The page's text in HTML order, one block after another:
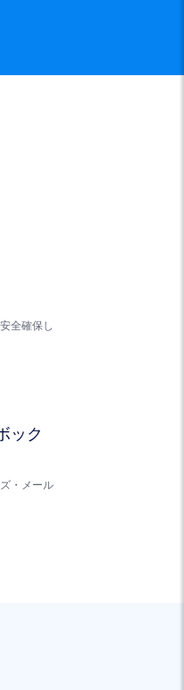
全確保し
ック
・メール